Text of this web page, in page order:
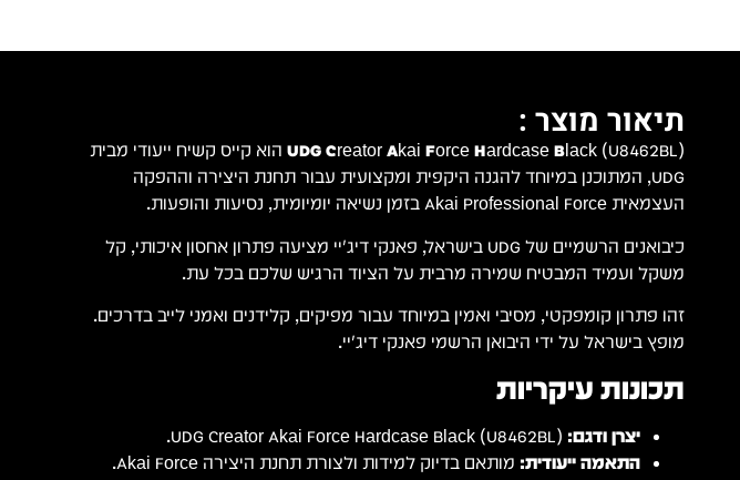
תיאור מוצר :
UDG Creator Akai Force Hardcase Black (U8462BL) הוא קייס קשיח ייעודי מבית
UDG, המתוכנן במיוחד להגנה היקפית ומקצועית עבור תחנת היצירה וההפקה
העצמאית Akai Professional Force בזמן נשיאה יומיומית, נסיעות והופעות.
כיבואנים הרשמיים של UDG בישראל, פאנקי דיג'יי מציעה פתרון אחסון איכותי, קל
משקל ועמיד המבטיח שמירה מרבית על הציוד הרגיש שלכם בכל עת.
זהו פתרון קומפקטי, מסיבי ואמין במיוחד עבור מפיקים, קלידנים ואמני לייב בדרכים.
מופץ בישראל על ידי היבואן הרשמי פאנקי דיג'יי.
תכונות עיקריות
יצרן ודגם:
התאמה ייעודית: מותאם בדיוק למידות ולצורת תחנת היצירה Akai Force.